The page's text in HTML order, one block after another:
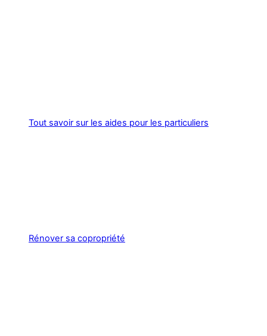
Tout savoir sur les aides pour les particuliers
Rénover sa copropriété